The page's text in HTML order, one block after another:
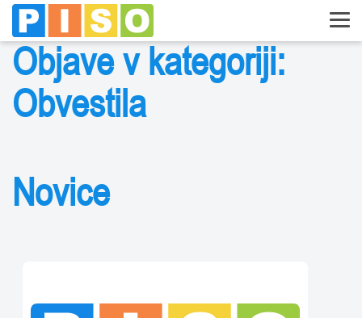
Objave v kategoriji:
Obvestila
Novice